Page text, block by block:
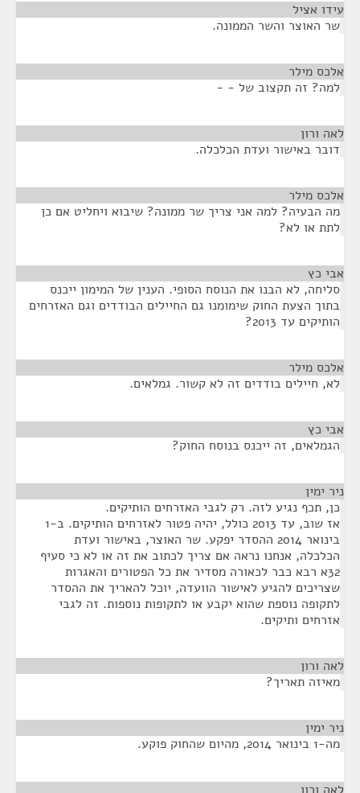
עידו אציל
שר האוצר והשר הממונה.
אלכס מילר
למה? זה תקצוב של - -
לאה ורון
דובר באישור ועדת הכלכלה.
אלכס מילר
מה הבעיה? למה אני צריך שר ממונה? שיבוא ויחליט אם כן
לתת או לא?
אבי כץ
סליחה, לא הבנו את הנוסח הסופי. הענין של המימון ייכנס
בתוך הצעת החוק שימומנו גם החיילים הבודדים וגם האזרחים
הותיקים עד 2013?
אלכס מילר
לא, חיילים בודדים זה לא קשור. גמלאים.
אבי כץ
הגמלאים, זה ייכנס בנוסח החוק?
ניר ימין
כן, תכף נגיע לזה. רק לגבי האזרחים הותיקים.
אז שוב, עד 2013 כולל, יהיה פטור לאזרחים הותיקים. ב-1
בינואר 2014 ההסדר יפקע. שר האוצר, באישור ועדת
הכלכלה, אנחנו נראה אם צריך לכתוב את זה או לא כי סעיף
32א רבא כבר לכאורה מסדיר את כל הפטורים והאגרות
שצריכים להגיע לאישור הוועדה, יוכל להאריך את ההסדר
לתקופה נוספת שהוא יקבע או לתקופות נוספות. זה לגבי
אזרחים ותיקים.
לאה ורון
מאיזה תאריך?
ניר ימין
מה-1 בינואר 2014, מהיום שהחוק פוקע.